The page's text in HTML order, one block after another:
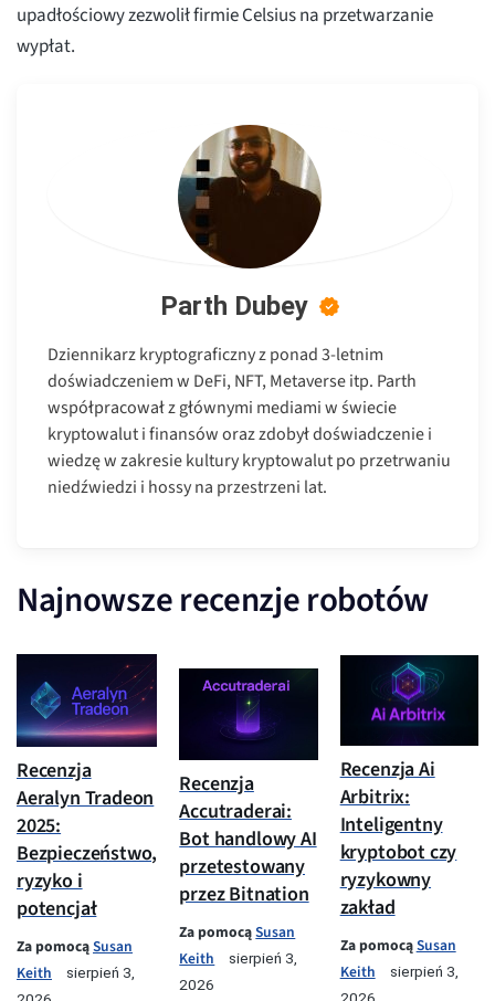
upadłościowy zezwolił firmie Celsius na przetwarzanie
wypłat.
Parth Dubey
Dziennikarz kryptograficzny z ponad 3-letnim
doświadczeniem w DeFi, NFT, Metaverse itp. Parth
współpracował z głównymi mediami w świecie
kryptowalut i finansów oraz zdobył doświadczenie i
wiedzę w zakresie kultury kryptowalut po przetrwaniu
niedźwiedzi i hossy na przestrzeni lat.
Najnowsze recenzje robotów
Recenzja
Aeralyn Tradeon
2025:
Bezpieczeństwo,
ryzyko i
potencjał
Za pomocąSusan
Keith
sierpień 3,
Recenzja
Accutraderai:
Bot handlowy AI
przetestowany
przez Bitnation
Za pomocąSusan
Keith
sierpień 3,
2026
Recenzja Ai
Arbitrix:
Inteligentny
kryptobot czy
ryzykowny
zakład
Za pomocąSusan
Keith
sierpień 3,